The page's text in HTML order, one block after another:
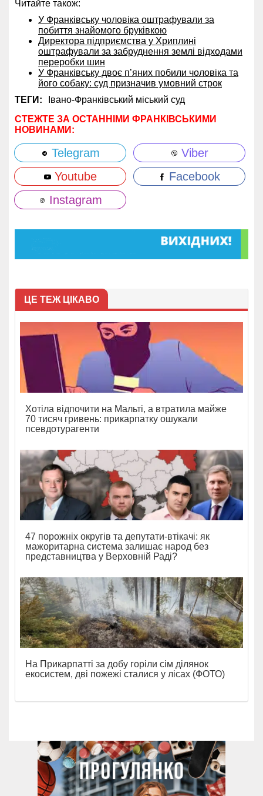
Читайте також:
У Франківську чоловіка оштрафували за
побиття знайомого бруківкою
Директора підприємства у Хриплині
оштрафували за забруднення землі відходами
переробки шин
У Франківську двоє п’яних побили чоловіка та
його собаку: суд призначив умовний строк
ТЕГИ:
Івано-Франківський міський суд
СТЕЖТЕ ЗА ОСТАННІМИ ФРАНКІВСЬКИМИ
НОВИНАМИ:
Telegram
Viber
Youtube
Facebook
Instagram
ЦЕ ТЕЖ ЦІКАВО
Хотіла відпочити на Мальті, а втратила майже
70 тисяч гривень: прикарпатку ошукали
псевдотурагенти
47 порожніх округів та депутати-втікачі: як
мажоритарна система залишає народ без
представництва у Верховній Раді?
На Прикарпатті за добу горіли сім ділянок
екосистем, дві пожежі сталися у лісах (ФОТО)